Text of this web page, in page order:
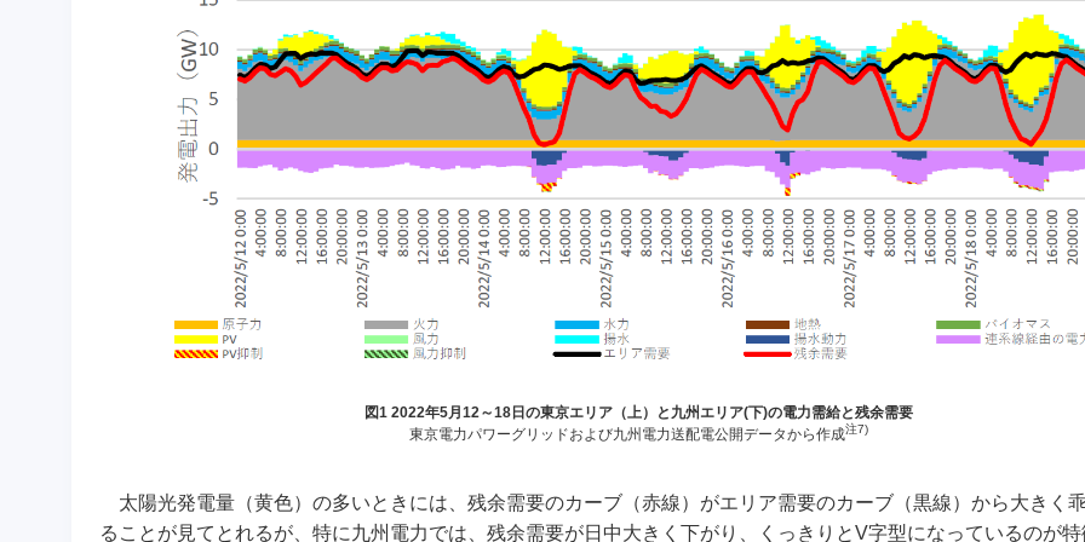
図1 2022年5月12～18日の東京エリア（上）と九州エリア(下)の電力需給と残余需要
東京電力パワーグリッドおよび九州電力送配電公開データから作成注7)
太陽光発電量（黄色）の多いときには、残余需要のカーブ（赤線）がエリア需要のカーブ（黒線）から大きく
ることが見てとれるが、特に九州電力では、残余需要が日中大きく下がり、くっきりとV字型になっているのが